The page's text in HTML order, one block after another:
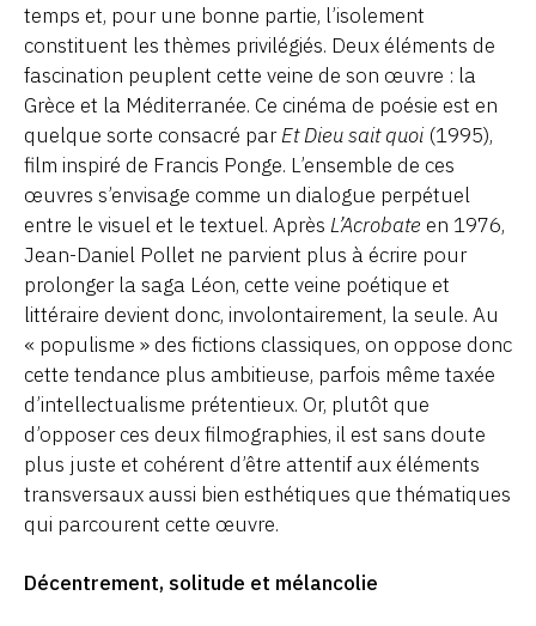
temps et, pour une bonne partie, l’isolement
constituent les thèmes privilégiés. Deux éléments de
fascination peuplent cette veine de son œuvre : la
Grèce et la Méditerranée. Ce cinéma de poésie est en
quelque sorte consacré parEt Dieu sait quoi(1995),
film inspiré de Francis Ponge. L’ensemble de ces
œuvres s’envisage comme un dialogue perpétuel
entre le visuel et le textuel. Après L’Acrobate en 1976,
Jean-Daniel Pollet ne parvient plus à écrire pour
prolonger la saga Léon, cette veine poétique et
littéraire devient donc, involontairement, la seule. Au
« populisme » des fictions classiques, on oppose donc
cette tendance plus ambitieuse, parfois même taxée
d’intellectualisme prétentieux. Or, plutôt que
d’opposer ces deux filmographies, il est sans doute
plus juste et cohérent d’être attentif aux éléments
transversaux aussi bien esthétiques que thématiques
qui parcourent cette œuvre.
Décentrement, solitude et mélancolie